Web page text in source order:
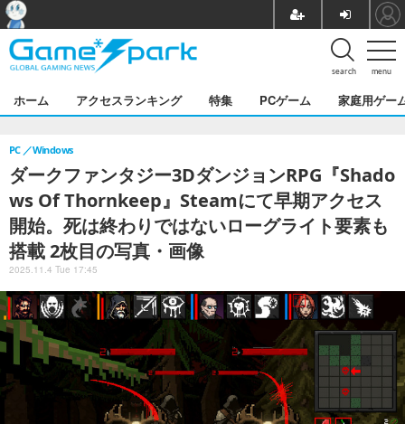
menu
search
ホーム アクセスランキング 特集 PCゲーム 家庭用ゲー
ダークファンタジー3DダンジョンRPG『Shado
ws Of Thornkeep』Steamにて早期アクセス
開始。死は終わりではないローグライト要素も
搭載 2枚目の写真・画像
PC Windows
2025.11.4 Tue 17:45